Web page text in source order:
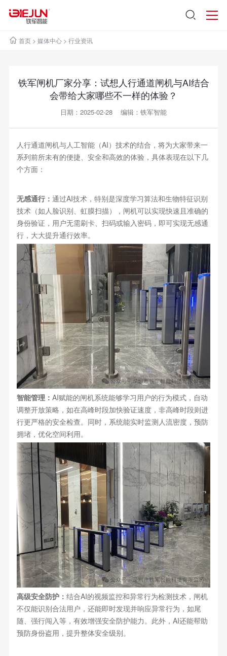
首页> 媒体中心> 行业资讯
铁军闸机厂家分享：试想人行通道闸机与AI结合
会带给大家哪些不一样的体验？
日期：2025-02-28 编辑：铁军智能
人行通道闸机与人工智能（AI）技术的结合，将为大家带来一
系列前所未有的便捷、安全和高效的体验，具体表现在以下几
个方面：
无感通行： 通过AI技术，特别是深度学习算法和生物特征识别
技术（如人脸识别、虹膜扫描），闸机可以实现快速且准确的
身份验证，用户无需刷卡、扫码或输入密码，即可实现无感通
行，大大提升通行效率。
智能管理： AI赋能的闸机系统能够学习用户的行为模式，自动
调整开放策略，如在高峰时段加快验证速度，非高峰时段则进
行更严格的安全检查。同时，系统能实时监测人流密度，预防
拥堵，优化空间利用。
高级安全防护： 结合AI的视频监控和异常行为检测技术，闸机
不仅能识别合法用户，还能即时发现并响应异常行为，如尾
随、强行闯入等，有效增强安全防护能力。此外，AI还能帮助
预防身份盗用，提升整体安全级别。